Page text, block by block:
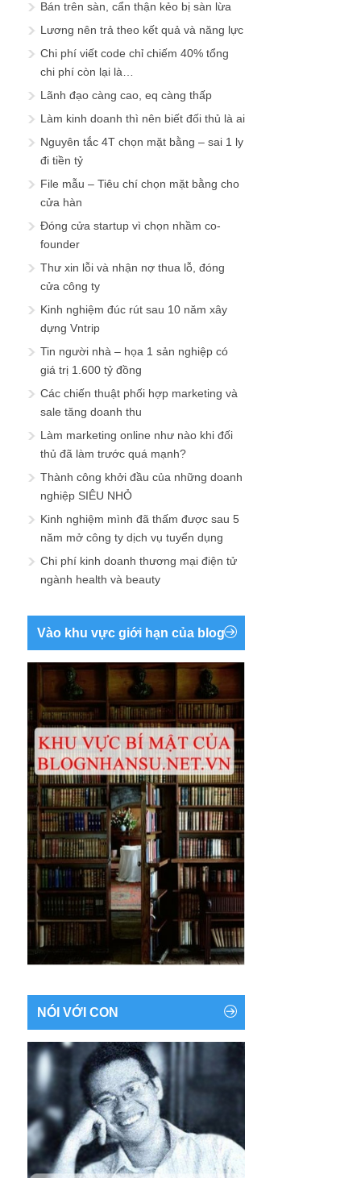
Bán trên sàn, cẩn thận kẻo bị sàn lừa
Lương nên trả theo kết quả và năng lực
Chi phí viết code chỉ chiếm 40% tổng
chi phí còn lại là…
Lãnh đạo càng cao, eq càng thấp
Làm kinh doanh thì nên biết đối thủ là ai
Nguyên tắc 4T chọn mặt bằng – sai 1 ly
đi tiền tỷ
File mẫu – Tiêu chí chọn mặt bằng cho
cửa hàn
Đóng cửa startup vì chọn nhầm co-
founder
Thư xin lỗi và nhận nợ thua lỗ, đóng
cửa công ty
Kinh nghiệm đúc rút sau 10 năm xây
dựng Vntrip
Tin người nhà – họa 1 sản nghiệp có
giá trị 1.600 tỷ đồng
Các chiến thuật phối hợp marketing và
sale tăng doanh thu
Làm marketing online như nào khi đối
thủ đã làm trước quá mạnh?
Thành công khởi đầu của những doanh
nghiệp SIÊU NHỎ
Kinh nghiệm mình đã thấm được sau 5
năm mở công ty dịch vụ tuyển dụng
Chi phí kinh doanh thương mại điện tử
ngành health và beauty
Vào khu vực giới hạn của blog
NÓI VỚI CON